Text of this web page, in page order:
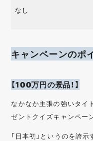
なし
キャンペーンのポ
【100万円の景品！】
なかなか主張の強いタイ
ゼントクイズキャンペーン
「日本初」というのを誇